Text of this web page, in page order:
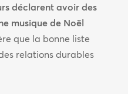
déclarent avoir des
musique de Noël
que la bonne liste
relations durables